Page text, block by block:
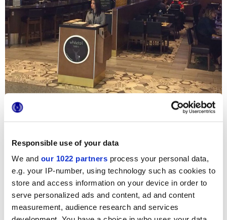
Responsible use of your data
We and our 1022 partners process your personal data,
e.g. your IP-number, using technology such as cookies to
store and access information on your device in order to
serve personalized ads and content, ad and content
measurement, audience research and services
La celebre catena Abacus Jasper’s voleva donare
un’atmosfera ricercata ma accogliente al nuovo
Bistrot, all’interno dell’aereoporto di Dallas (Texas). Nella
sala principale si ritrovano così alti banconi, lampadari
metal, dettagli eccentrici e un piacevole crossing tra la
serie ceramica in gres porcellanato effett cotto Terra e
superfici aspetto legno.
L’aspetto gessato, i piccoli formati e i delicati decori
geometricidi questa collezione effetto cemento